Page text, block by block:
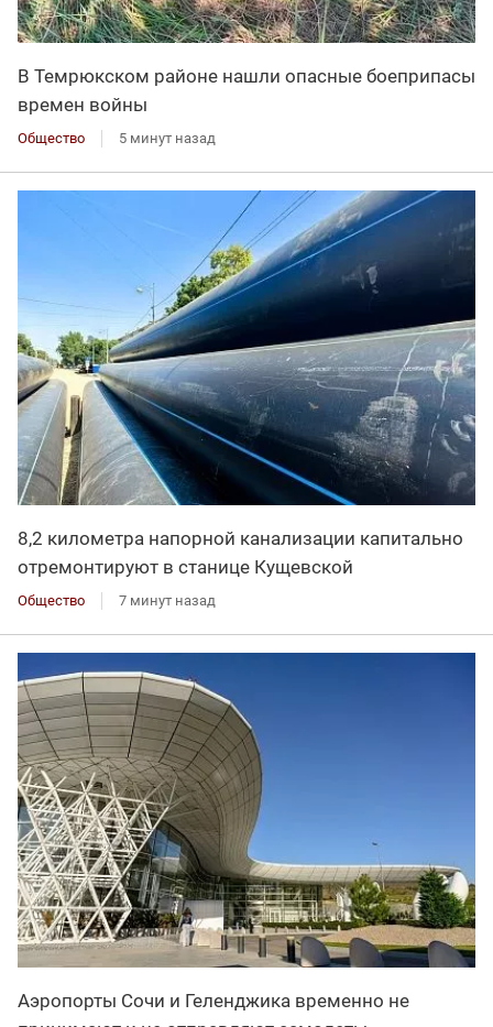
В Темрюкском районе нашли опасные боеприпасы
времен войны
Общество 5 минут назад
8,2 километра напорной канализации капитально
отремонтируют в станице Кущевской
Общество 7 минут назад
Аэропорты Сочи и Геленджика временно не